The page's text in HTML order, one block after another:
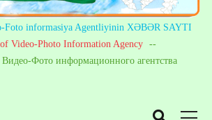
Foto informasiya Agentliyinin XƏBƏR SAYTI
Video-Photo Information Agency --
Фото информационного агентства